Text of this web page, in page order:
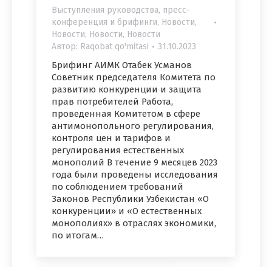
Выступления руководства, пресс-
конференция и брифинги, Новости,
Новости, Новости, Новости
Автор: Raqobat qo'mitasi 31.10.2023
Брифинг АИМК Отабек Усманов
Советник председателя Комитета по
развитию конкуренции и защита
прав потребителей Работа,
проведенная Комитетом в сфере
антимонопольного регулирования,
контроля цен и тарифов и
регулирования естественных
монополий В течение 9 месяцев 2023
года были проведены исследования
по соблюдением требований
Законов Республики Узбекистан «О
конкуренции» и «О естественных
монополиях» в отраслях экономики,
по итогам…